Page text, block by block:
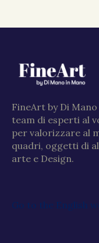
FineArt by Di
team di esperti al
per valorizzare al
quadri, oggetti di
arte e Design.
Go to the English